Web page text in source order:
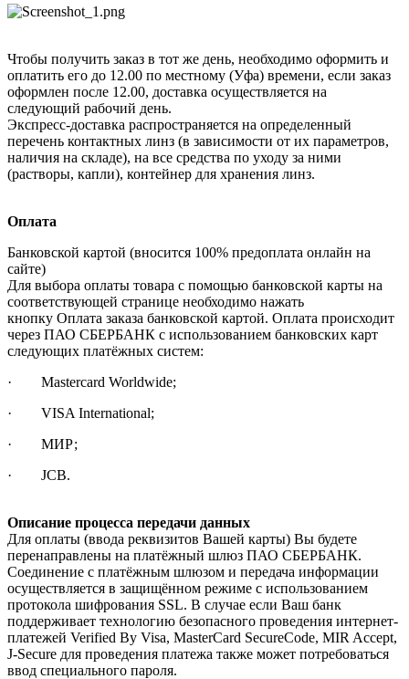
Чтобы получить заказ в тот же день, необходимо оформить и
оплатить его до 12.00 по местному (Уфа) времени, если заказ
оформлен после 12.00, доставка осуществляется на
следующий рабочий день.
Экспресс-доставка распространяется на определенный
перечень контактных линз (в зависимости от их параметров,
наличия на складе), на все средства по уходу за ними
(растворы, капли), контейнер для хранения линз.
Оплата
Банковской картой (вносится 100% предоплата онлайн на
сайте)
Для выбора оплаты товара с помощью банковской карты на
соответствующей странице необходимо нажать
кнопку Оплата заказа банковской картой. Оплата происходит
через ПАО СБЕРБАНК с использованием банковских карт
следующих платёжных систем:
· Mastercard Worldwide;
· VISA International;
· МИР;
· JCB.
Описание процесса передачи данных
Для оплаты (ввода реквизитов Вашей карты) Вы будете
перенаправлены на платёжный шлюз ПАО СБЕРБАНК.
Соединение с платёжным шлюзом и передача информации
осуществляется в защищённом режиме с использованием
протокола шифрования SSL. В случае если Ваш банк
поддерживает технологию безопасного проведения интернет-
платежей Verified By Visa, MasterCard SecureCode, MIR Accept,
J-Secure для проведения платежа также может потребоваться
ввод специального пароля.